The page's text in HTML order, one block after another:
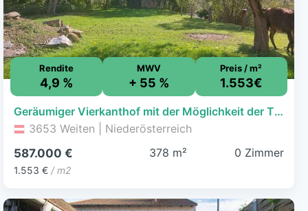
Rendite
4,9 %
MWV
+ 55 %
Preis / m²
1.553€
Geräumiger Vierkanthof mit der Möglichkeit der Tierhaltung
3653 Weiten | Niederösterreich
587.000 €
1.553 € / m2
378 m² 0 Zimmer